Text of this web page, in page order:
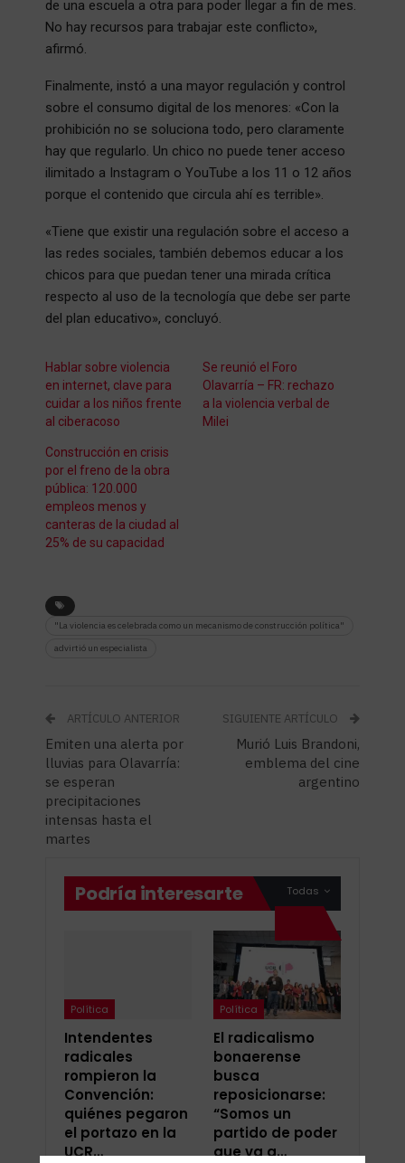
de una escuela a otra para poder llegar a fin de mes.
No hay recursos para trabajar este conflicto»,
afirmó.
Finalmente, instó a una mayor regulación y control
sobre el consumo digital de los menores: «Con la
prohibición no se soluciona todo, pero claramente
hay que regularlo. Un chico no puede tener acceso
ilimitado a Instagram o YouTube a los 11 o 12 años
porque el contenido que circula ahí es terrible».
«Tiene que existir una regulación sobre el acceso a
las redes sociales, también debemos educar a los
chicos para que puedan tener una mirada crítica
respecto al uso de la tecnología que debe ser parte
del plan educativo», concluyó.
Hablar sobre violencia
en internet, clave para
cuidar a los niños frente
al ciberacoso
Se reunió el Foro
Olavarría – FR: rechazo
a la violencia verbal de
Milei
Construcción en crisis
por el freno de la obra
pública: 120.000
empleos menos y
canteras de la ciudad al
25% de su capacidad
"La violencia es celebrada como un mecanismo de construcción política"
advirtió un especialista
ARTÍCULO ANTERIOR
Emiten una alerta por
lluvias para Olavarría:
se esperan
precipitaciones
intensas hasta el
martes
SIGUIENTE ARTÍCULO
Murió Luis Brandoni,
emblema del cine
argentino
Todas
Podría interesarte
Política
Intendentes
radicales
rompieron la
Convención:
quiénes pegaron
el portazo en la
UCR…
Política
El radicalismo
bonaerense
busca
reposicionarse:
“Somos un
partido de poder
que va a…